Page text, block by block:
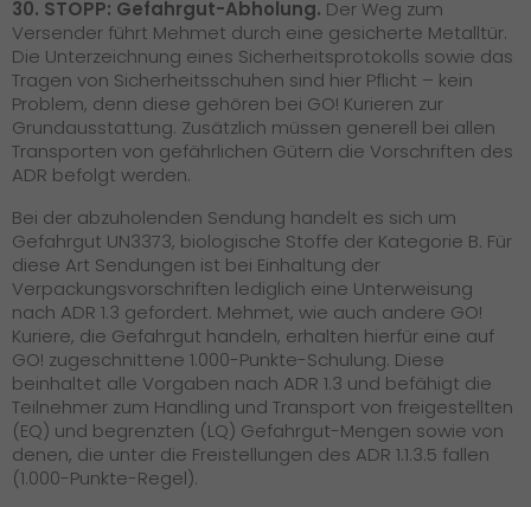
30. STOPP: Gefahrgut-Abholung. Der Weg zum
Versender führt Mehmet durch eine gesicherte Metalltür.
Die Unterzeichnung eines Sicherheitsprotokolls sowie das
Tragen von Sicherheitsschuhen sind hier Pflicht – kein
Problem, denn diese gehören bei GO! Kurieren zur
Grundausstattung. Zusätzlich müssen generell bei allen
Transporten von gefährlichen Gütern die Vorschriften des
ADR befolgt werden.
Bei der abzuholenden Sendung handelt es sich um
Gefahrgut UN3373, biologische Stoffe der Kategorie B. Für
diese Art Sendungen ist bei Einhaltung der
Verpackungsvorschriften lediglich eine Unterweisung
nach ADR 1.3 gefordert. Mehmet, wie auch andere GO!
Kuriere, die Gefahrgut handeln, erhalten hierfür eine auf
GO! zugeschnittene 1.000-Punkte-Schulung. Diese
beinhaltet alle Vorgaben nach ADR 1.3 und befähigt die
Teilnehmer zum Handling und Transport von freigestellten
(EQ) und begrenzten (LQ) Gefahrgut-Mengen sowie von
denen, die unter die Freistellungen des ADR 1.1.3.5 fallen
(1.000-Punkte-Regel).